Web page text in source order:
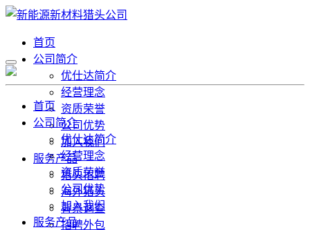
首页
公司简介
优仕达简介
经营理念
资质荣誉
公司优势
加入我们
服务产品
猎头招聘
海外猎头
背景调查
招聘外包
首页
公司简介
优仕达简介
经营理念
资质荣誉
公司优势
加入我们
服务产品